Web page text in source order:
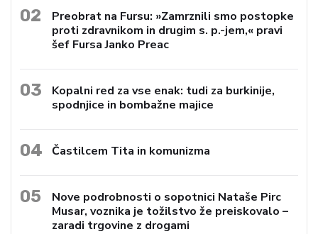
02
Preobrat na Fursu: »Zamrznili smo postopke
proti zdravnikom in drugim s. p.-jem,« pravi
šef Fursa Janko Preac
03
Kopalni red za vse enak: tudi za burkinije,
spodnjice in bombažne majice
04 Častilcem Tita in komunizma
05
Nove podrobnosti o sopotnici Nataše Pirc
Musar, voznika je tožilstvo že preiskovalo –
zaradi trgovine z drogami